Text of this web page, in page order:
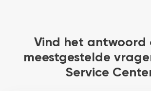
Vind het antwoord
meestgestelde
Service